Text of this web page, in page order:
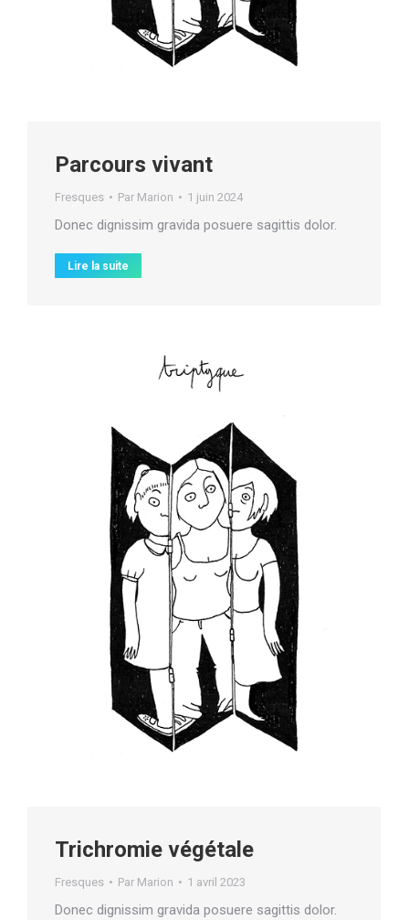
Parcours vivant
Fresques Par Marion 1 juin 2024
Donec dignissim gravida posuere sagittis dolor.
Lire la suite
Trichromie végétale
Fresques Par Marion 1 avril 2023
Donec dignissim gravida posuere sagittis dolor.